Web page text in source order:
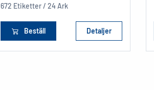
672 Etiketter / 24 Ark
Beställ Detaljer